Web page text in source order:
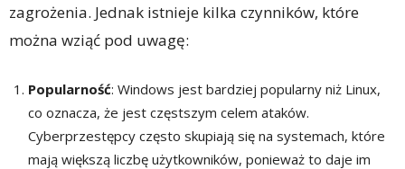
zagrożenia. Jednak istnieje kilka czynników, które
można wziąć pod uwagę:
Popularność: Windows jest bardziej popularny niż Linux,
co oznacza, że ​​jest częstszym celem ataków.
Cyberprzestępcy często skupiają się na systemach, które
mają większą liczbę użytkowników, ponieważ to daje im